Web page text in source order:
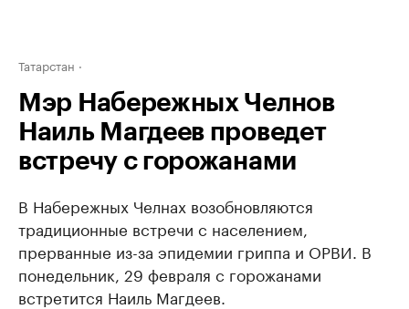
Татарстан
Мэр Набережных Челнов
Наиль Магдеев проведет
встречу с горожанами
В Набережных Челнах возобновляются
традиционные встречи с населением,
прерванные из-за эпидемии гриппа и ОРВИ. В
понедельник, 29 февраля с горожанами
встретится Наиль Магдеев.